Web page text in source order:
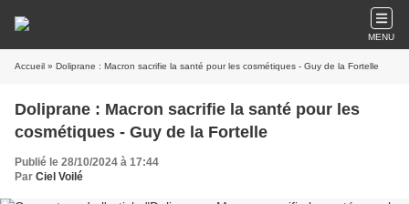
MENU
Accueil » Doliprane : Macron sacrifie la santé pour les cosmétiques - Guy de la Fortelle
Doliprane : Macron sacrifie la santé pour les
cosmétiques - Guy de la Fortelle
Publié le 28/10/2024 à 17:44
Par Ciel Voilé